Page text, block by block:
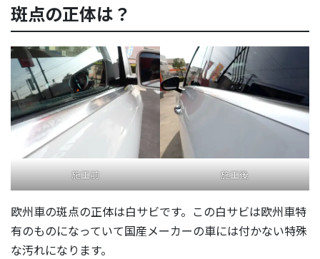
斑点の正体は？
施工前 施工後
欧州車の斑点の正体は白サビです。この白サビは欧州車特
有のものになっていて国産メーカーの車には付かない特殊
な汚れになります。